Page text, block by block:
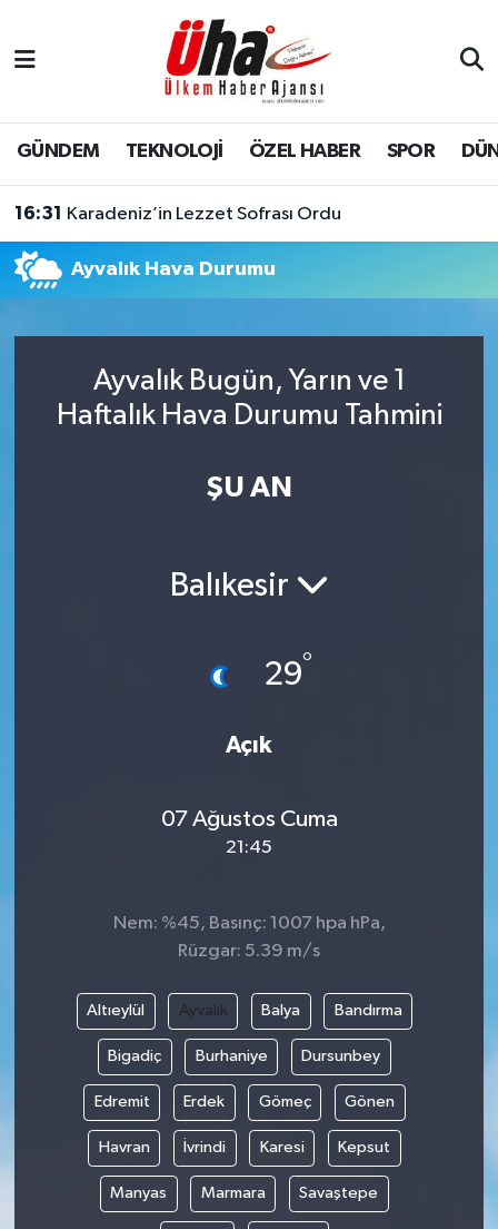
GÜNDEM TEKNOLOJİ ÖZEL HABER SPOR
16:31 Karadeniz’in Lezzet Sofrası Ordu
Ayvalık Hava Durumu
Ayvalık Bugün, Yarın ve 1
Haftalık Hava Durumu Tahmini
ŞU AN
Balıkesir
29°
Açık
07 Ağustos Cuma
21:45
Nem: %45, Basınç: 1007 hpa hPa,
Rüzgar: 5.39 m/s
Altıeylül Ayvalık Balya Bandırma
Bigadiç Burhaniye Dursunbey
Edremit Erdek Gömeç Gönen
Havran İvrindi Karesi Kepsut
Manyas Marmara Savaştepe
İstanbul Nöbetçi Eczaneler
İstanbul Hava Durumu
Tüm Manşetler
Son Dakika Haberleri